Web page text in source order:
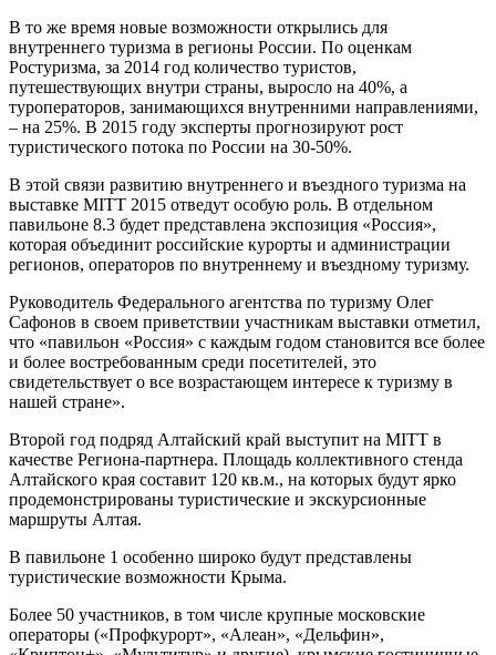
В то же время новые возможности открылись для
внутреннего туризма в регионы России. По оценкам
Ростуризма, за 2014 год количество туристов,
путешествующих внутри страны, выросло на 40%, а
туроператоров, занимающихся внутренними направлениями,
– на 25%. В 2015 году эксперты прогнозируют рост
туристического потока по России на 30-50%.
В этой связи развитию внутреннего и въездного туризма на
выставке MITT 2015 отведут особую роль. В отдельном
павильоне 8.3 будет представлена экспозиция «Россия»,
которая объединит российские курорты и администрации
регионов, операторов по внутреннему и въездному туризму.
Руководитель Федерального агентства по туризму Олег
Сафонов в своем приветствии участникам выставки отметил,
что «павильон «Россия» с каждым годом становится все более
и более востребованным среди посетителей, это
свидетельствует о все возрастающем интересе к туризму в
нашей стране».
Второй год подряд Алтайский край выступит на MITT в
качестве Региона-партнера. Площадь коллективного стенда
Алтайского края составит 120 кв.м., на которых будут ярко
продемонстрированы туристические и экскурсионные
маршруты Алтая.
В павильоне 1 особенно широко будут представлены
туристические возможности Крыма.
Более 50 участников, в том числе крупные московские
операторы («Профкурорт», «Алеан», «Дельфин»,